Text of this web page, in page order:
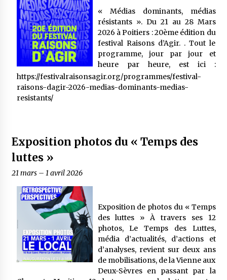
« Médias dominants, médias
résistants ». Du 21 au 28 Mars
2026 à Poitiers : 20ème édition du
festival Raisons d’Agir. . Tout le
programme, jour par jour et
heure par heure, est ici :
https://festivalraisonsagir.org/programmes/festival-
raisons-dagir-2026-medias-dominants-medias-
resistants/
Exposition photos du « Temps des
luttes »
21 mars– 1 avril 2026
Exposition de photos du « Temps
des luttes » À travers ses 12
photos, Le Temps des Luttes,
média d’actualités, d’actions et
d’analyses, revient sur deux ans
de mobilisations, de la Vienne aux
Deux-Sèvres en passant par la